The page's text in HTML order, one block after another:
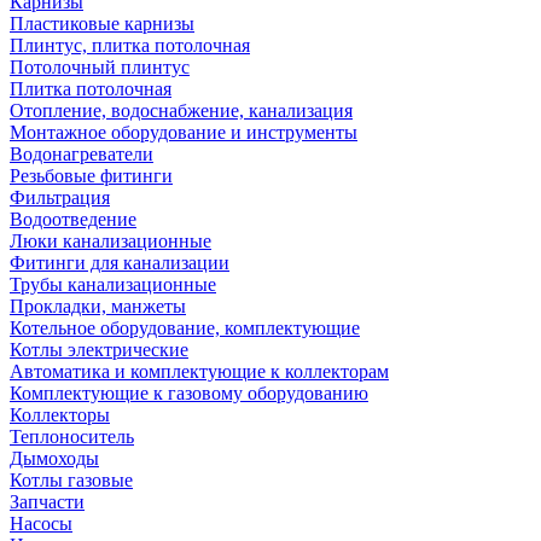
Пластиковые карнизы
Плинтус, плитка потолочная
Потолочный плинтус
Плитка потолочная
Отопление, водоснабжение, канализация
Монтажное оборудование и инструменты
Водонагреватели
Резьбовые фитинги
Фильтрация
Водоотведение
Люки канализационные
Фитинги для канализации
Трубы канализационные
Прокладки, манжеты
Котельное оборудование, комплектующие
Котлы электрические
Автоматика и комплектующие к коллекторам
Комплектующие к газовому оборудованию
Коллекторы
Теплоноситель
Дымоходы
Котлы газовые
Запчасти
Насосы